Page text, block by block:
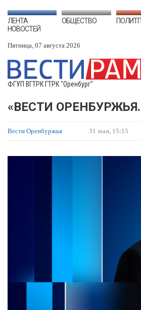
ЛЕНТА
НОВОСТЕЙ
ОБЩЕСТВО
Пятница, 07 августа 2026
ФГУП ВГТРК ГТРК "Оренбург"
«ВЕСТИ
Вести Оренбуржья 31 мая, 15:15